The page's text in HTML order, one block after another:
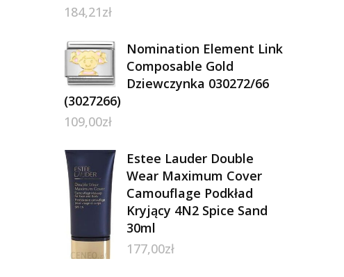
184,21zł
Nomination Element Link
Composable Gold
Dziewczynka 030272/66
(3027266)
109,00zł
Estee Lauder Double
Wear Maximum Cover
Camouflage Podkład
Kryjący 4N2 Spice Sand
30ml
177,00zł